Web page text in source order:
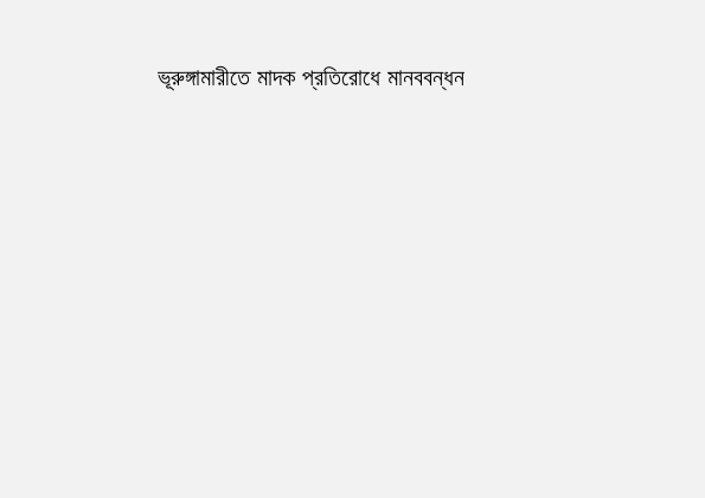
ভূরুঙ্গামারীতে মাদক প্রতিরোধে মানববন্ধন